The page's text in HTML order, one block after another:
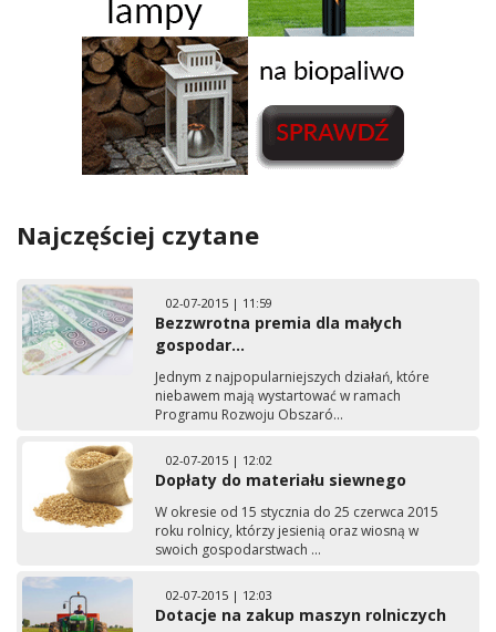
Najczęściej czytane
02-07-2015 | 11:59
Bezzwrotna premia dla małych
gospodar...
Jednym z najpopularniejszych działań, które
niebawem mają wystartować w ramach
Programu Rozwoju Obszaró...
02-07-2015 | 12:02
Dopłaty do materiału siewnego
W okresie od 15 stycznia do 25 czerwca 2015
roku rolnicy, którzy jesienią oraz wiosną w
swoich gospodarstwach ...
02-07-2015 | 12:03
Dotacje na zakup maszyn rolniczych